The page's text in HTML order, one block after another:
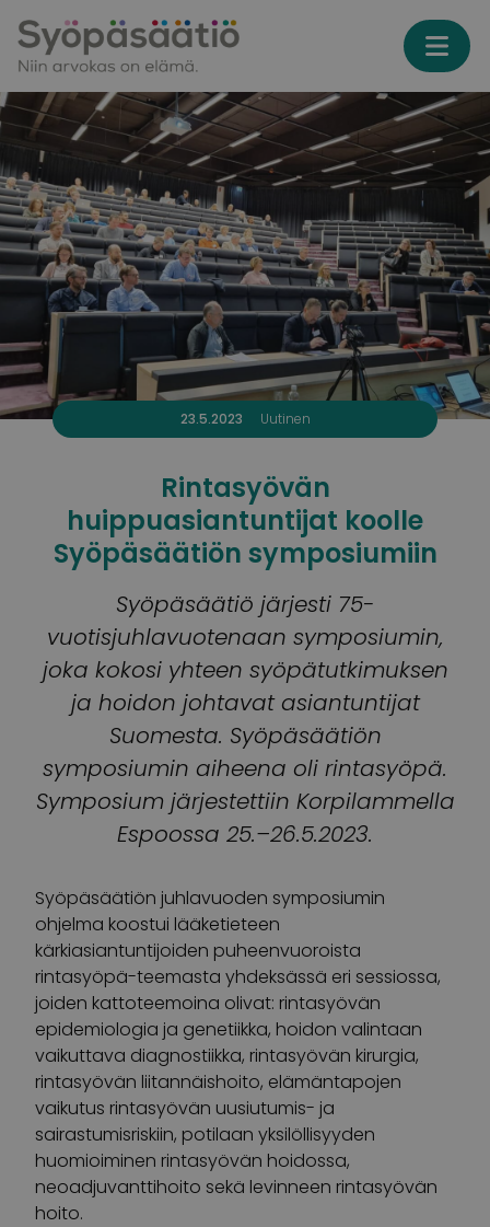
23.5.2023 Uutinen
Rintasyövän
huippuasiantuntijat koolle
Syöpäsäätiön symposiumiin
Syöpäsäätiö järjesti 75-
vuotisjuhlavuotenaan symposiumin,
joka kokosi yhteen syöpätutkimuksen
ja hoidon johtavat asiantuntijat
Suomesta. Syöpäsäätiön
symposiumin aiheena oli rintasyöpä.
Symposium järjestettiin Korpilammella
Espoossa 25.–26.5.2023.
Syöpäsäätiön juhlavuoden symposiumin
ohjelma koostui lääketieteen
kärkiasiantuntijoiden puheenvuoroista
rintasyöpä-teemasta yhdeksässä eri sessiossa,
joiden kattoteemoina olivat: rintasyövän
epidemiologia ja genetiikka, hoidon valintaan
vaikuttava diagnostiikka, rintasyövän kirurgia,
rintasyövän liitannäishoito, elämäntapojen
vaikutus rintasyövän uusiutumis- ja
sairastumisriskiin, potilaan yksilöllisyyden
huomioiminen rintasyövän hoidossa,
neoadjuvanttihoito sekä levinneen rintasyövän
hoito.